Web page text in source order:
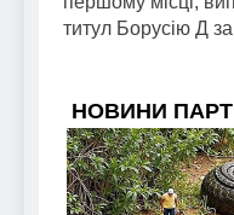
титул Борусію Д